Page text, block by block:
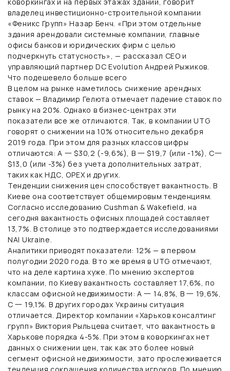
владелец инвестиционно-строительной компании
«Феникс Групп» Назар Бенч. «При этом отдельные
здания арендовали системные компании, главные
офисы банков и юридических фирм с целью
подчеркнуть статусность», — рассказал CEO и
управляющий партнер DC Evolution Андрей Рыжиков.
Что подешевело больше всего
В целом на рынке наметилось снижение арендных
ставок — Владимир Гелюта отмечает падение ставок по
рынку на 20%. Однако в бизнес-центрах эти
показатели все же отличаются. Так, в компании UTG
говорят о снижении на 10% относительно декабря
2019 года. При этом для разных классов цифры
отличаются: А 一 $30,2 (-9,6%), В 一 $19,7 (или -1%), С一
$13,0 (или -3%) без учета дополнительных затрат,
таких как НДС, OPEX и других.
Тенденции снижения цен способствует вакантность. В
Киеве она соответствует общемировым тенденциям.
Согласно исследованию Cushman & Wakefield, на
сегодня вакантность офисных площадей составляет
13,7%. В столице это подтверждается исследованиями
NAI Ukraine.
Аналитики приводят показатели: 12% — в первом
полугодии 2020 года. В то же время в UTG отмечают,
что на деле картина хуже. По мнению экспертов
компании, по Киеву вакантность составляет 17,6%, по
классам офисной недвижимости: А 一 14,8%, В 一 19,6%,
С 一 19,1%. В других городах Украины ситуация
отличается. Директор компании «Харьков консалтинг
групп» Виктория Рыльцева считает, что вакантность в
Харькове порядка 4-5%. При этом в коворкингах нет
данных о снижении цен, так как это более новый
сегмент офисной недвижимости, зато прослеживается